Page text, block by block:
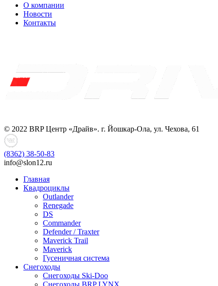
О компании
Новости
Контакты
© 2022 BRP Центр «Драйв». г. Йошкар-Ола, ул. Чехова, 61
(8362) 38-50-83
info@slon12.ru
Главная
Квадроциклы
Outlander
Renegade
DS
Commander
Defender / Traxter
Maverick Trail
Maverick
Гусеничная система
Снегоходы
Снегоходы Ski-Doo
Снегоходы BRP LYNX